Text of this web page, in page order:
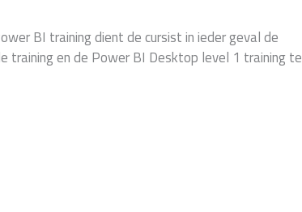
BI training dient de cursist in ieder geval de
training en de Power BI Desktop level 1 training te